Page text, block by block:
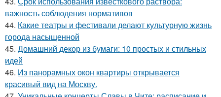
важность соблюдения нормативов
44. Какие театры и фестивали делают культурную жизнь
города насыщенной
45. Домашний декор из бумаги: 10 простых и стильных
идей
46. Из панорамных окон квартиры открывается
красивый вид на Москву.